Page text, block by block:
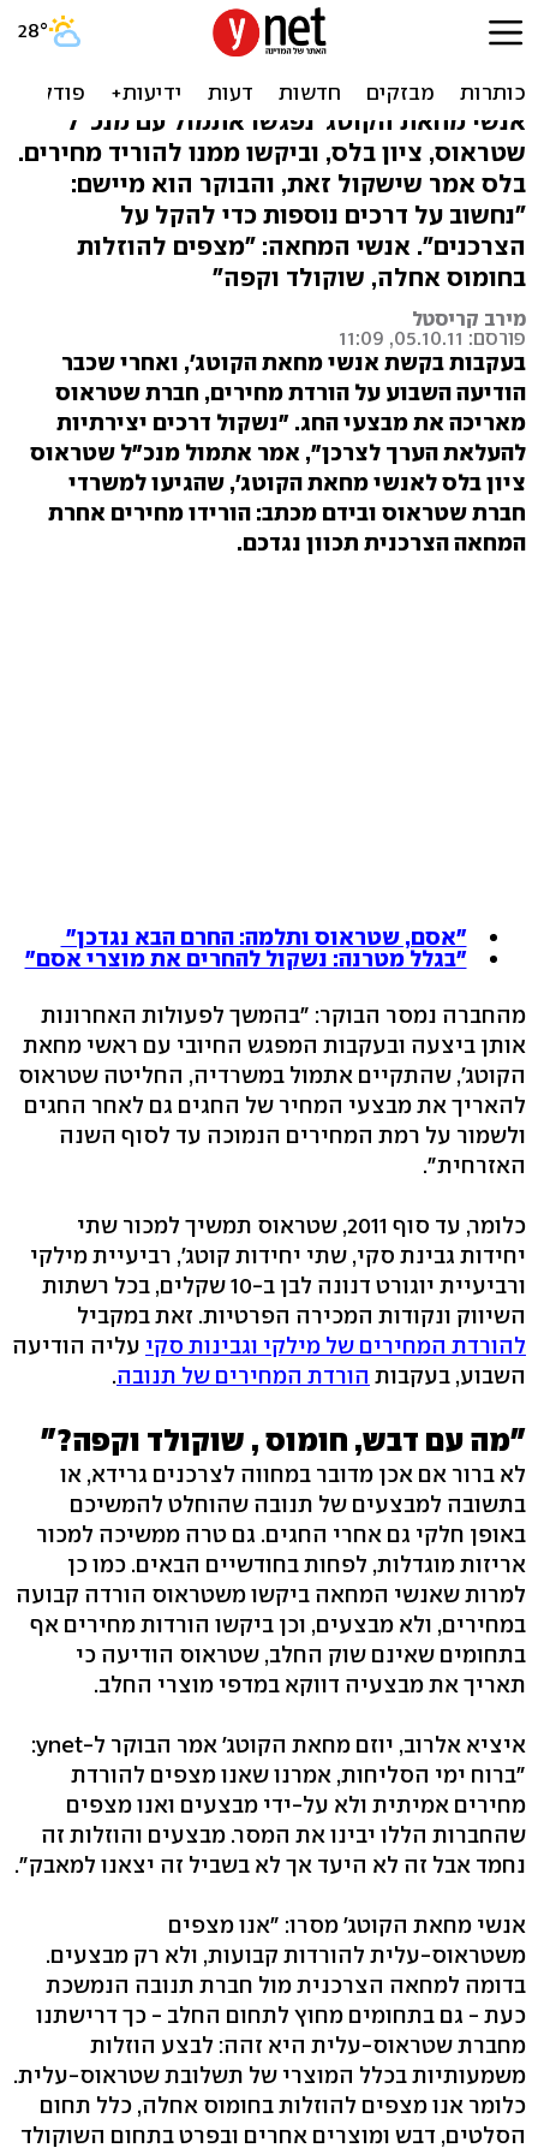
בזכות המחאה: שטראוס
מאריכה את מבצעי החג
אנשי מחאת הקוטג' נפגשו אתמול עם מנכ"ל
שטראוס, ציון בלס, וביקשו ממנו להוריד מחירים.
בלס אמר שישקול זאת, והבוקר הוא מיישם:
"נחשוב על דרכים נוספות כדי להקל על
הצרכנים". אנשי המחאה: "מצפים להוזלות
בחומוס אחלה, שוקולד וקפה"
מירב קריסטל
פורסם: 05.10.11, 11:09
בעקבות בקשת אנשי מחאת הקוטג', ואחרי שכבר
הודיעה השבוע על הורדת מחירים, חברת שטראוס
מאריכה את מבצעי החג. "נשקול דרכים יצירתיות
להעלאת הערך לצרכן", אמר אתמול מנכ"ל שטראוס
ציון בלס לאנשי מחאת הקוטג', שהגיעו למשרדי
חברת שטראוס ובידם מכתב: הורידו מחירים אחרת
המחאה הצרכנית תכוון נגדכם.
"אסם, שטראוס ותלמה: החרם הבא נגדכן"
"בגלל מטרנה: נשקול להחרים את מוצרי אסם"
מהחברה נמסר הבוקר: "בהמשך לפעולות האחרונות
אותן ביצעה ובעקבות המפגש החיובי עם ראשי מחאת
הקוטג', שהתקיים אתמול במשרדיה, החליטה שטראוס
להאריך את מבצעי המחיר של החגים גם לאחר החגים
ולשמור על רמת המחירים הנמוכה עד לסוף השנה
האזרחית".
כלומר, עד סוף 2011, שטראוס תמשיך למכור שתי
יחידות גבינת סקי, שתי יחידות קוטג', רביעיית מילקי
ורביעיית יוגורט דנונה לבן ב-10 שקלים, בכל רשתות
השיווק ונקודות המכירה הפרטיות. זאת במקביל
להורדת המחירים של מילקי וגבינות סקי עליה הודיעה
השבוע, בעקבות הורדת המחירים של תנובה.
"מה עם דבש, חומוס , שוקולד וקפה?"
לא ברור אם אכן מדובר במחווה לצרכנים גרידא, או
בתשובה למבצעים של תנובה שהוחלט להמשיכם
באופן חלקי גם אחרי החגים. גם טרה ממשיכה למכור
אריזות מוגדלות, לפחות בחודשיים הבאים. כמו כן
למרות שאנשי המחאה ביקשו משטראוס הורדה קבועה
במחירים, ולא מבצעים, וכן ביקשו הורדות מחירים אף
בתחומים שאינם שוק החלב, שטראוס הודיעה כי
תאריך את מבצעיה דווקא במדפי מוצרי החלב.
איציא אלרוב, יוזם מחאת הקוטג' אמר הבוקר ל-ynet:
"ברוח ימי הסליחות, אמרנו שאנו מצפים להורדת
מחירים אמיתית ולא על-ידי מבצעים ואנו מצפים
שהחברות הללו יבינו את המסר. מבצעים והוזלות זה
נחמד אבל זה לא היעד אך לא בשביל זה יצאנו למאבק".
אנשי מחאת הקוטג' מסרו: "אנו מצפים
משטראוס-עלית להורדות קבועות, ולא רק מבצעים.
בדומה למחאה הצרכנית מול חברת תנובה הנמשכת
כעת - גם בתחומים מחוץ לתחום החלב - כך דרישתנו
מחברת שטראוס-עלית היא זהה: לבצע הוזלות
משמעותיות בכלל המוצרי של תשלובת שטראוס-עלית.
כלומר אנו מצפים להוזלות בחומוס אחלה, כלל תחום
הסלטים, דבש ומוצרים אחרים ובפרט בתחום השוקולד